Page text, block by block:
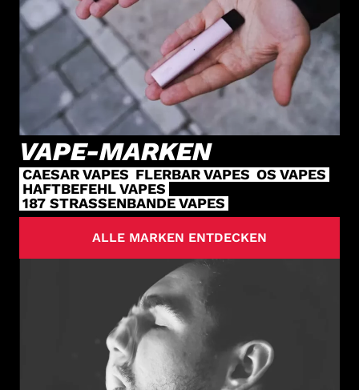
VAPE-MARKEN
CAESAR VAPES FLERBAR VAPES OS VAPES
HAFTBEFEHL VAPES
187 STRASSENBANDE VAPES
ALLE MARKEN ENTDECKEN